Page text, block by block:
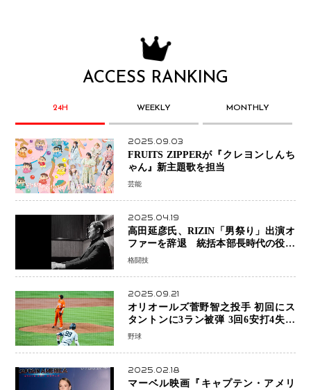
ACCESS RANKING
24H WEEKLY MONTHLY
2025.09.03
FRUITS ZIPPERが『クレヨンしんち
ゃん』新主題歌を担当
芸能
2025.04.19
高田延彦氏、RIZIN「男祭り」出演オ
ファーを辞退 統括本部長時代の役目
「すでに終えています」と明言
格闘技
2025.09.21
オリオールズ菅野智之投手 初回にス
タントンに3ラン被弾 3回6安打4失点
で降板
野球
2025.02.18
マーベル映画『キャプテン・アメリ